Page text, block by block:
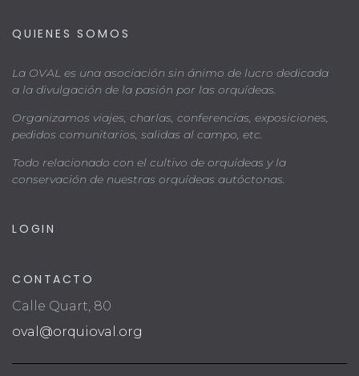
QUIENES SOMOS
La OVAL es una asociación sin ánimo de lucro dedicada
a la divulgación de la pasión por las orquídeas.
Organizamos viajes, charlas, conferencias, exposiciones,
pedidos comunitarios, salidas al campo, etc.
Todo relacionado con el cultivo de orquídeas y la
conservación de nuestras orquídeas autóctonas.
LOGIN
CONTACTO
Calle Quart, 80
oval@orquioval.org